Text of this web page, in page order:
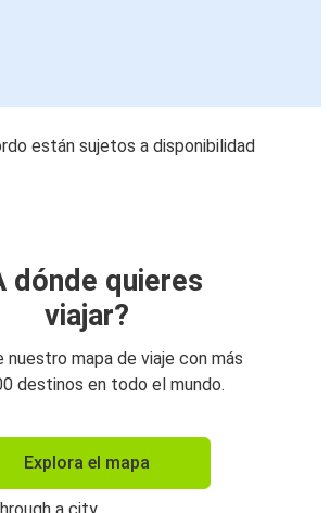
están sujetos a disponibilidad
dónde quieres
viajar?
nuestro mapa de viaje con más
destinos en todo el mundo.
Explora el mapa